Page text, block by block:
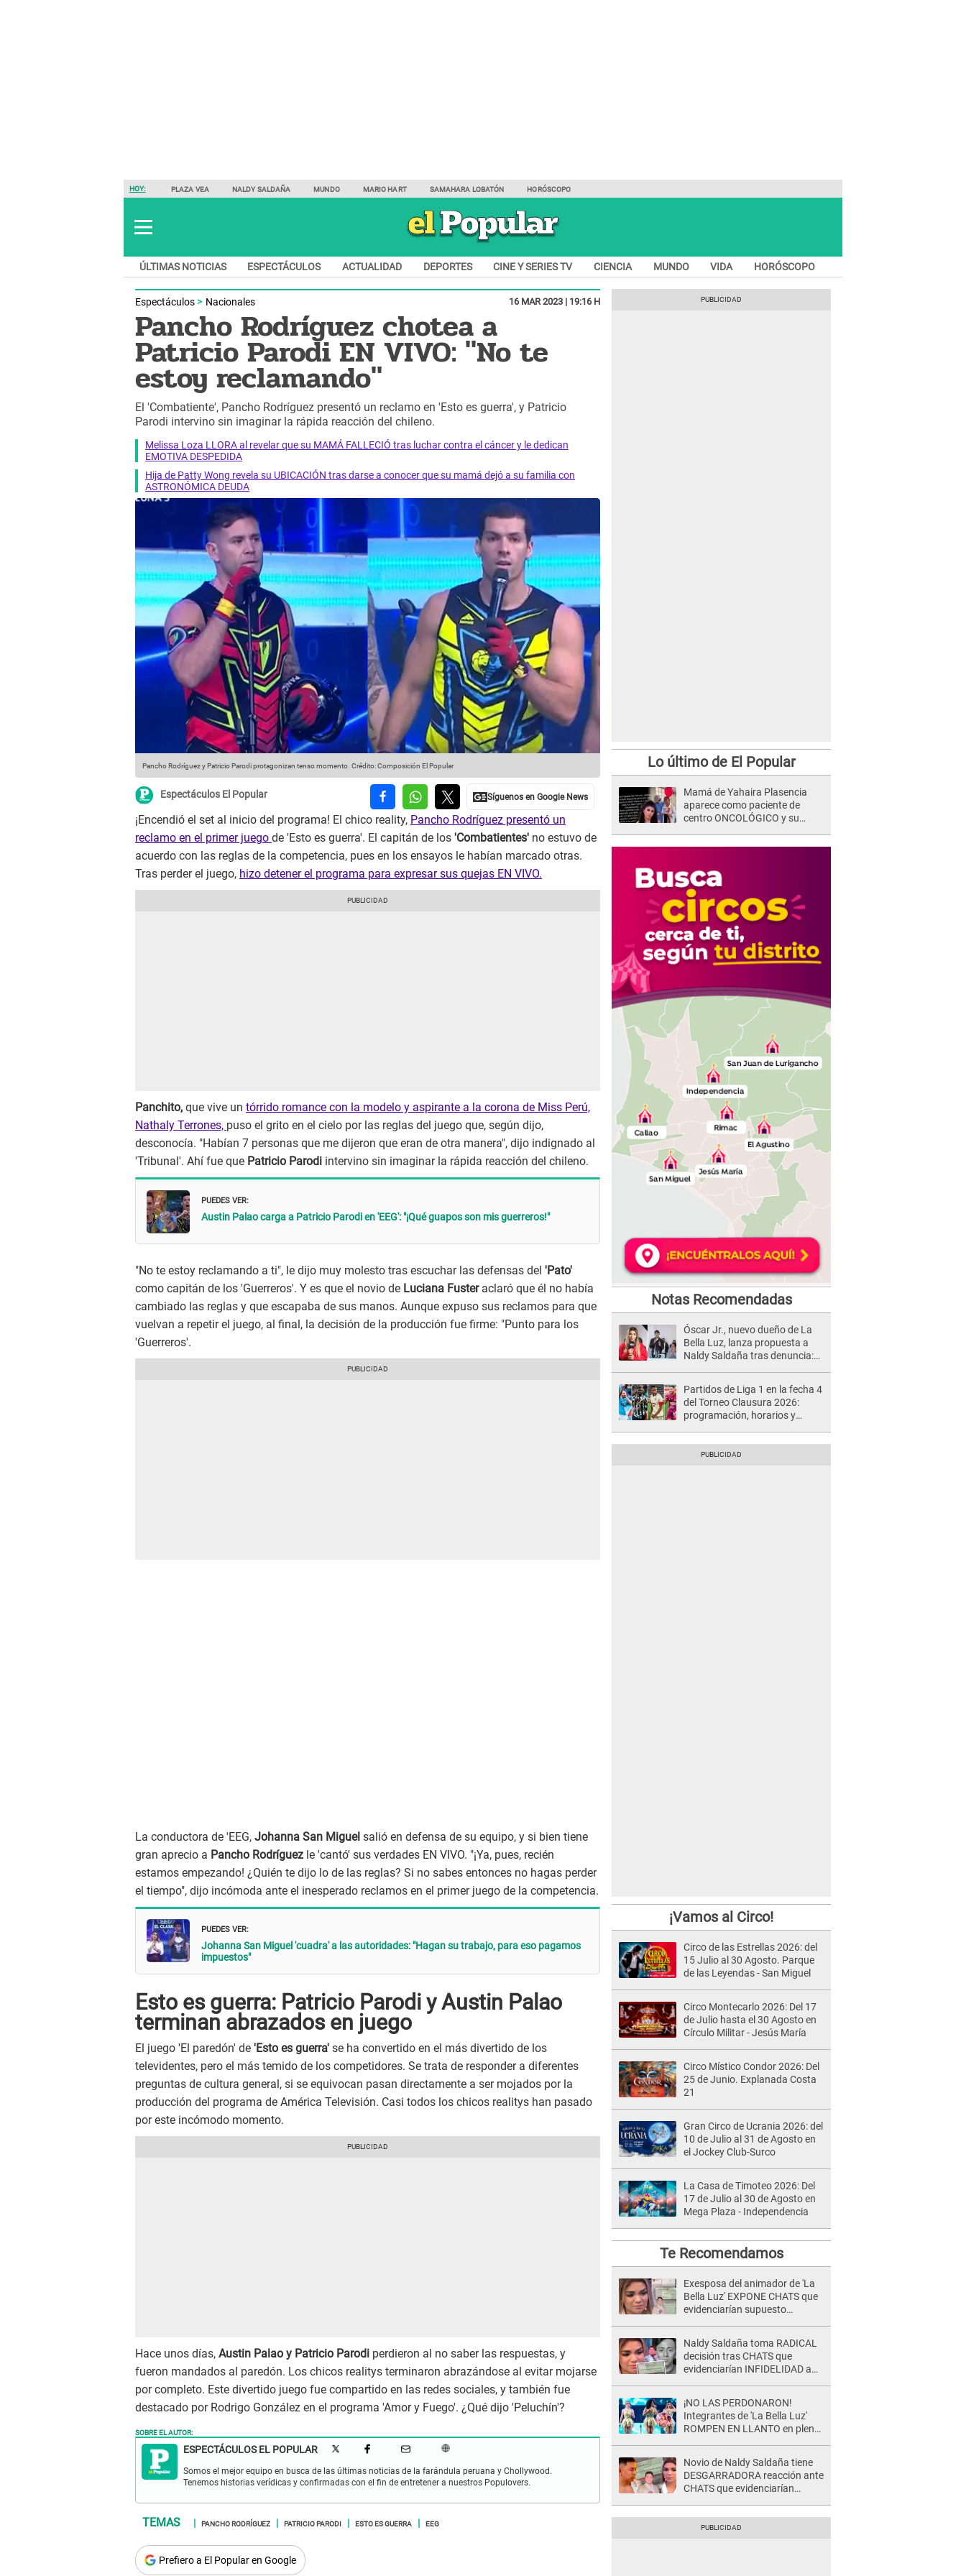
HOY: PLAZA VEA NALDY SALDAÑA MUNDO MARIO HART SAMAHARA LOBATÓN HORÓSCOPO
ÚLTIMAS NOTICIAS ESPECTÁCULOS ACTUALIDAD DEPORTES CINE Y SERIES TV CIENCIA MUNDO VIDA HORÓSCOPO
Espectáculos Nacionales 16 MAR 2023 | 19:16 H
Pancho Rodríguez chotea a
Patricio Parodi EN VIVO: "No te
estoy reclamando"
El 'Combatiente', Pancho Rodríguez presentó un reclamo en 'Esto es guerra', y Patricio
Parodi intervino sin imaginar la rápida reacción del chileno.
Melissa Loza LLORA al revelar que su MAMÁ FALLECIÓ tras luchar contra el cáncer y le dedican
EMOTIVA DESPEDIDA
Hija de Patty Wong revela su UBICACIÓN tras darse a conocer que su mamá dejó a su familia con
ASTRONÓMICA DEUDA
Pancho Rodríguez y Patricio Parodi protagonizan tenso momento. Crédito: Composición El Popular
Espectáculos El Popular
¡Encendió el set al inicio del programa! El chico reality, Pancho Rodríguez presentó un
reclamo en el primer juego de 'Esto es guerra'. El capitán de los 'Combatientes' no estuvo de
acuerdo con las reglas de la competencia, pues en los ensayos le habían marcado otras.
Tras perder el juego, hizo detener el programa para expresar sus quejas EN VIVO.
Panchito, que vive un tórrido romance con la modelo y aspirante a la corona de Miss Perú,
Nathaly Terrones, puso el grito en el cielo por las reglas del juego que, según dijo,
desconocía. "Habían 7 personas que me dijeron que eran de otra manera", dijo indignado al
'Tribunal'. Ahí fue que Patricio Parodi intervino sin imaginar la rápida reacción del chileno.
PUEDES VER:
Austin Palao carga a Patricio Parodi en 'EEG': "¡Qué guapos son mis guerreros!"
"No te estoy reclamando a ti", le dijo muy molesto tras escuchar las defensas del 'Pato'
como capitán de los 'Guerreros'. Y es que el novio de Luciana Fusteraclaró que él no había
cambiado las reglas y que escapaba de sus manos. Aunque expuso sus reclamos para que
vuelvan a repetir el juego, al final, la decisión de la producción fue firme: "Punto para los
'Guerreros'.
La conductora de 'EEG, Johanna San Miguel salió en defensa de su equipo, y si bien tiene
gran aprecio a Pancho Rodríguez le 'cantó' sus verdades EN VIVO. "¡Ya, pues, recién
estamos empezando! ¿Quién te dijo lo de las reglas? Si no sabes entonces no hagas perder
el tiempo", dijo incómoda ante el inesperado reclamos en el primer juego de la competencia.
PUEDES VER:
Johanna San Miguel 'cuadra' a las autoridades: "Hagan su trabajo, para eso pagamos
impuestos"
Esto es guerra: Patricio Parodi y Austin Palao
terminan abrazados en juego
El juego 'El paredón' de 'Esto es guerra' se ha convertido en el más divertido de los
televidentes, pero el más temido de los competidores. Se trata de responder a diferentes
preguntas de cultura general, si se equivocan pasan directamente a ser mojados por la
producción del programa de América Televisión. Casi todos los chicos realitys han pasado
por este incómodo momento.
Hace unos días, Austin Palao y Patricio Parodi perdieron al no saber las respuestas, y
fueron mandados al paredón. Los chicos realitys terminaron abrazándose al evitar mojarse
por completo. Este divertido juego fue compartido en las redes sociales, y también fue
destacado por Rodrigo González en el programa 'Amor y Fuego'. ¿Qué dijo 'Peluchín'?
SOBRE EL AUTOR:
ESPECTÁCULOS EL POPULAR
Somos el mejor equipo en busca de las últimas noticias de la farándula peruana y Chollywood.
Tenemos historias verídicas y confirmadas con el fin de entretener a nuestros Populovers.
PANCHO RODRÍGUEZ PATRICIO PARODI ESTO ES GUERRA EEG
Prefiero a El Popular en Google
Lo último de El Popular
Mamá de Yahaira Plasencia
aparece como paciente de
centro ONCOLÓGICO y su
Notas Recomendadas
Óscar Jr., nuevo dueño de La
Bella Luz, lanza propuesta a
Naldy Saldaña tras denuncia:
Partidos de Liga 1 en la fecha 4
del Torneo Clausura 2026:
programación, horarios y
¡Vamos al Circo!
Circo de las Estrellas 2026: del
15 Julio al 30 Agosto. Parque
de las Leyendas - San Miguel
Circo Montecarlo 2026: Del 17
de Julio hasta el 30 Agosto en
Círculo Militar - Jesús María
Circo Místico Condor 2026: Del
25 de Junio. Explanada Costa
21
Gran Circo de Ucrania 2026: del
10 de Julio al 31 de Agosto en
el Jockey Club-Surco
La Casa de Timoteo 2026: Del
17 de Julio al 30 de Agosto en
Mega Plaza - Independencia
Te Recomendamos
Exesposa del animador de 'La
Bella Luz' EXPONE CHATS que
evidenciarían supuesto
Naldy Saldaña toma RADICAL
decisión tras CHATS que
evidenciarían INFIDELIDAD a
¡NO LAS PERDONARON!
Integrantes de 'La Bella Luz'
ROMPEN EN LLANTO en pleno
Novio de Naldy Saldaña tiene
DESGARRADORA reacción ante
CHATS que evidenciarían